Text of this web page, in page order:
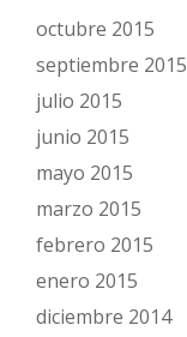
octubre 2015
septiembre 2015
julio 2015
junio 2015
mayo 2015
marzo 2015
febrero 2015
enero 2015
diciembre 2014